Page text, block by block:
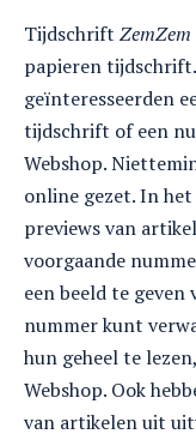
Tijdschrift ZemZem
papieren
geïnteresseerden
tijdschrift of een
Webshop.
online gezet. In het
previews van
voorgaande
een beeld te geven
nummer kunt
hun geheel te
Webshop. Ook
van artikelen uit